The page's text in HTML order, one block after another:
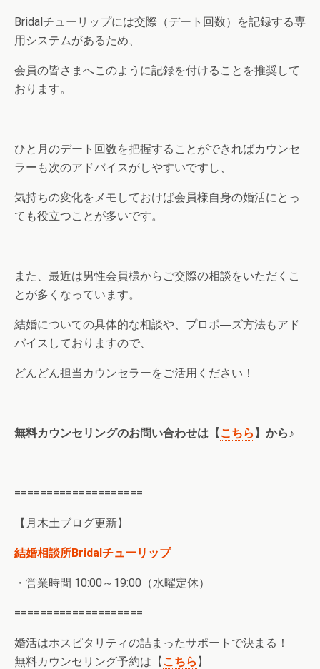
Bridalチューリップには交際（デート回数）を記録する専
用システムがあるため、
会員の皆さまへこのように記録を付けることを推奨して
おります。
ひと月のデート回数を把握することができればカウンセ
ラーも次のアドバイスがしやすいですし、
気持ちの変化をメモしておけば会員様自身の婚活にとっ
ても役立つことが多いです。
また、最近は男性会員様からご交際の相談をいただくこ
とが多くなっています。
結婚についての具体的な相談や、プロポ―ズ方法もアド
バイスしておりますので、
どんどん担当カウンセラーをご活用ください！
無料カウンセリングのお問い合わせは【こちら 】から♪
====================
【月木土ブログ更新】
結婚相談所Bridalチューリップ
・営業時間 10:00～19:00（水曜定休）
====================
婚活はホスピタリティの詰まったサポートで決まる！
無料カウンセリング予約は【こちら 】